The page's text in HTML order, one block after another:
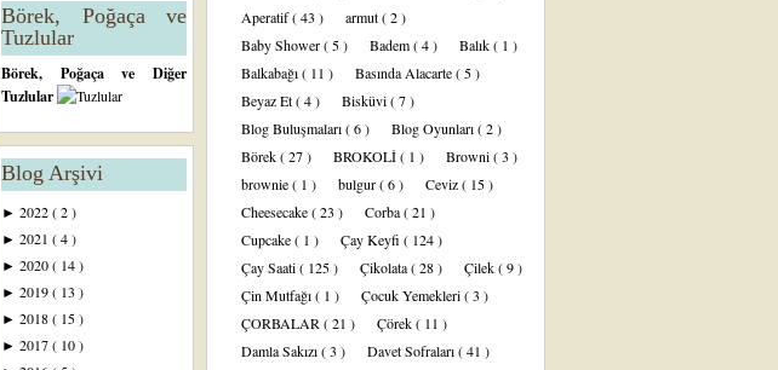
Börek, Poğaça ve
Tuzlular
Börek, Poğaça ve Diğer
Tuzlular
Blog Arşivi
► 2022( 2 )
► 2021 ( 4 )
► 2020( 14 )
► 2019( 13 )
► 2018( 15 )
► 2017( 10 )
Aperatif( 43 ) armut( 2 )
Baby Shower( 5 ) Badem( 4 ) Balık( 1 )
Balkabağı( 11 ) Basında Alacarte( 5 )
Beyaz Et( 4 ) Bisküvi( 7 )
Blog Buluşmaları( 6 ) Blog Oyunları( 2 )
Börek( 27 ) BROKOLİ( 1 ) Browni( 3 )
brownie( 1 ) bulgur( 6 ) Ceviz( 15 )
Cheesecake( 23 ) Corba( 21 )
Cupcake( 1 ) Çay Keyfi ( 124 )
Çay Saati( 125 ) Çikolata( 28 ) Çilek( 9 )
Çin Mutfağı( 1 ) Çocuk Yemekleri( 3 )
ÇORBALAR ( 21 ) Çörek( 11 )
Damla Sakızı( 3 ) Davet Sofraları( 41 )